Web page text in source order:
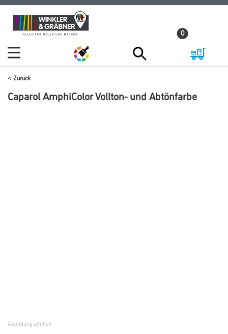
Zum
Inhalt
Zum
Navigationsmenü
0
Zurück
Caparol AmphiColor Vollton- und Abtönfarbe
Abbildung ähnlich